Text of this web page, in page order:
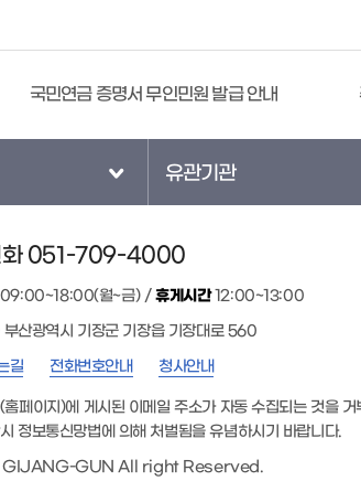
국민연금 증명서 무인민원 발급 안내
유관기관
화 051-709-4000
월~금) /휴게시간12:00~13:00
산광역시 기장군 기장읍 기장대로 560
길
전화번호안내 청사안내
홈페이지)에 게시된 이메일 주소가 자동 수집되는 것을 거
정보통신망법에 의해 처벌됨을 유념하시기 바랍니다.
GUN All right Reserved.